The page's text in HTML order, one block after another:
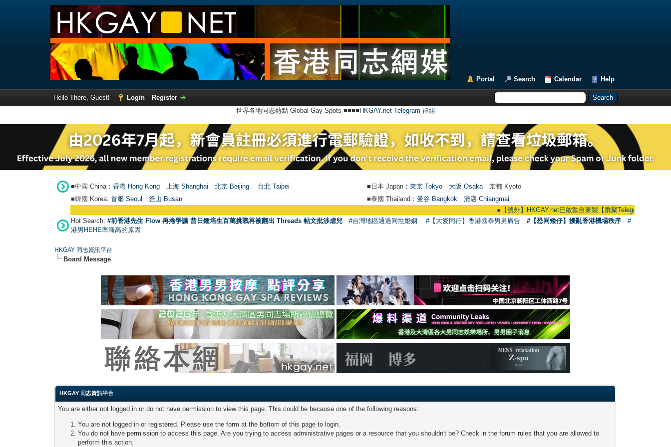
Portal Search Calendar Help
Hello There, Guest! Login
Register
世界各地同志熱點 Global Gay Spots ■■■■ HKGAY.net Telegram 群組
■中國 China： 香港 Hong Kong 上海 Shanghai 北京 Beijing 台北 Taipei ■日本 Japan： 東京 Tokyo 大阪 Osaka 京都 Kyoto
■韓國 Korea: 首爾 Seou 釜山 Busan ■泰國 Thailand： 曼谷 Bangkok
清邁 Chiangmai
【號外】HKGAY.net已啟動自家製【群聚Telegram群組】
Hot Search: #前香港先生 Flow 再捲爭議 昔日鍾培生百萬挑戰再被翻出 Threads 帖文批涉虐兒 #台灣地區通過同性婚姻 #【大愛同行】香港國泰男男廣告 #【恐同矮仔】擾亂香港機場秩序
#
港男HEHE率漸高的原因
HKGAY 同志資訊平台
Board Message
HKGAY 同志資訊平台
You are either not logged in or do not have permission to view this page. This could be because one of the following reasons:
You are not logged in or registered. Please use the form at the bottom of this page to login.
You do not have permission to access this page. Are you trying to access administrative pages or a resource that you shouldn't be? Check in the forum rules that you are allowed to
perform this action.